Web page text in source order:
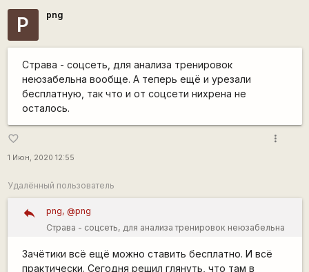
ловлю себя на мысли, что на некоторых постоянных
вторым, третьим ))))))) Опять же подписки на друзей. Кто
куда катал, трек. Очень удобно.
P png
Страва - соцсеть, для анализа тренировок
неюзабельна вообще. А теперь ещё и урезали
бесплатную, так что и от соцсети нихрена не
осталось.
favorite_border
1 Июн, 2020 12:55
more_vert
Удалённый пользователь
png, @png
Страва - соцсеть, для анализа тренировок неюзабельна
соцсети нихрена не осталось.
Зачётики всё ещё можно ставить бесплатно. И всё
практически. Сегодня решил глянуть, что там в